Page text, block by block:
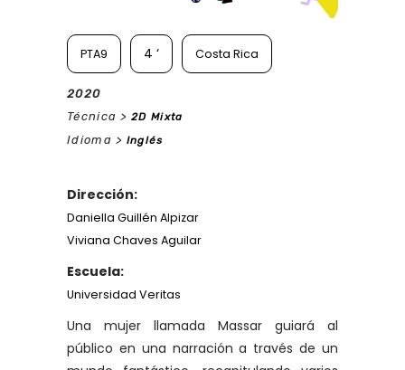
PTA9 4 ‘ Costa Rica
2020
Técnica > 2D Mixta
Idioma > Inglés
Dirección:
Daniella Guillén Alpizar
Viviana Chaves Aguilar
Escuela:
Universidad Veritas
Una mujer llamada Massar guiará al
público en una narración a través de un